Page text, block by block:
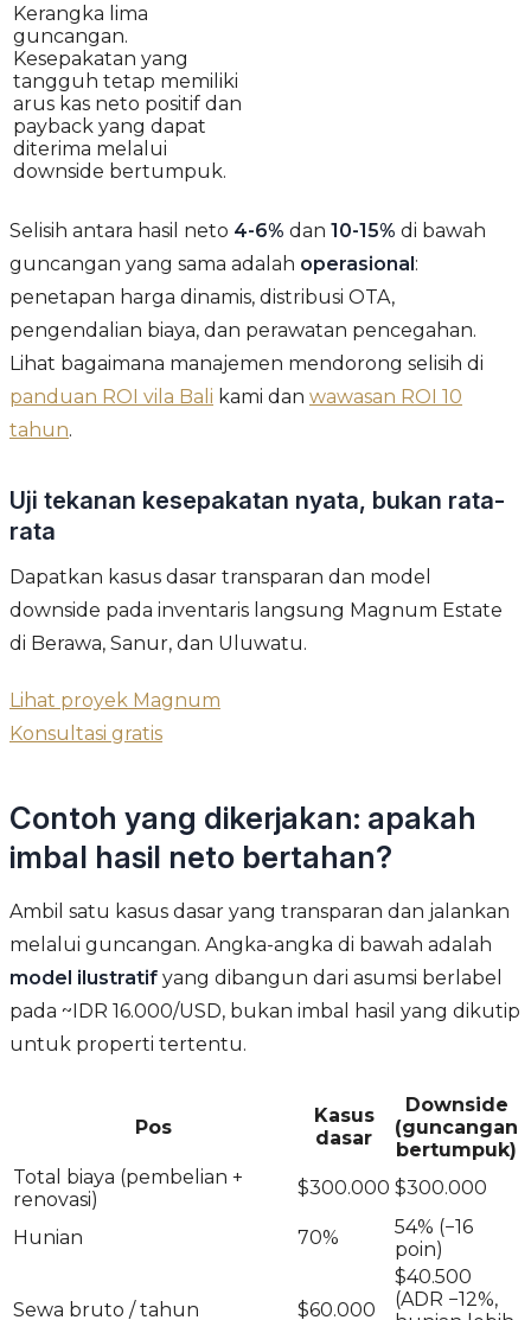
Kerangka lima
guncangan.
Kesepakatan yang
tangguh tetap memiliki
arus kas neto positif dan
payback yang dapat
diterima melalui
downside bertumpuk.
Selisih antara hasil neto 4-6% dan 10-15% di bawah
guncangan yang sama adalah operasional:
penetapan harga dinamis, distribusi OTA,
pengendalian biaya, dan perawatan pencegahan.
Lihat bagaimana manajemen mendorong selisih di
panduan ROI vila Bali kami dan wawasan ROI 10
tahun.
Uji tekanan kesepakatan nyata, bukan rata-
rata
Dapatkan kasus dasar transparan dan model
downside pada inventaris langsung Magnum Estate
di Berawa, Sanur, dan Uluwatu.
Lihat proyek Magnum
Konsultasi gratis
Contoh yang dikerjakan: apakah
imbal hasil neto bertahan?
Ambil satu kasus dasar yang transparan dan jalankan
melalui guncangan. Angka-angka di bawah adalah
model ilustratif yang dibangun dari asumsi berlabel
pada ~IDR 16.000/USD, bukan imbal hasil yang dikutip
untuk properti tertentu.
Pos
Kasus
dasar
Downside
(guncangan
bertumpuk)
Total biaya (pembelian +
renovasi)
$300.000 $300.000
Hunian 70%
54% (−16
poin)
Sewa bruto / tahun $60.000
$40.500
(ADR −12%,